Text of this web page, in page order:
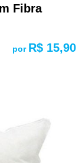
Fibra
por R$ 15,90